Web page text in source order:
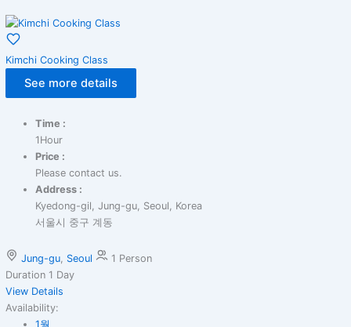
Kimchi Cooking Class
See more details
Time :
1Hour
Price :
Please contact us.
Address :
Kyedong-gil, Jung-gu, Seoul, Korea
서울시 중구 계동
Jung-gu, Seoul
1 Person
Duration 1 Day
View Details
Availability:
1월